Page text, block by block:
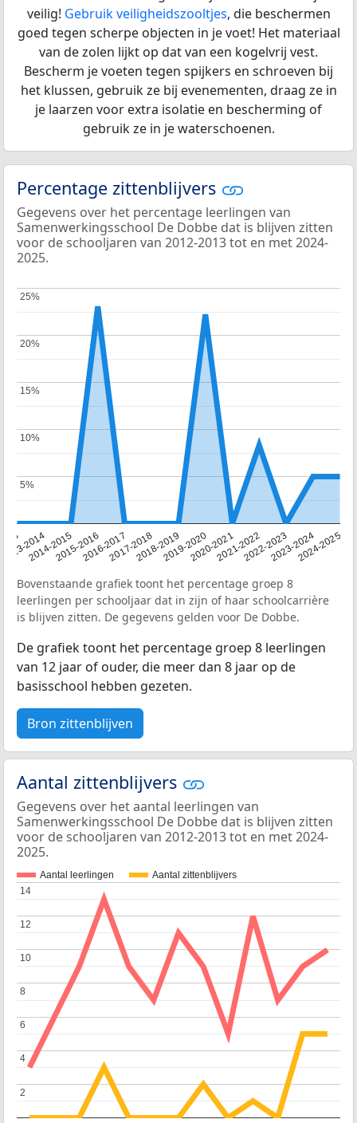
veilig! Gebruik veiligheidszooltjes, die beschermen
goed tegen scherpe objecten in je voet! Het materiaal
van de zolen lijkt op dat van een kogelvrij vest.
Bescherm je voeten tegen spijkers en schroeven bij
het klussen, gebruik ze bij evenementen, draag ze in
je laarzen voor extra isolatie en bescherming of
gebruik ze in je waterschoenen.
Percentage zittenblijvers
Gegevens over het percentage leerlingen van
Samenwerkingsschool De Dobbe dat is blijven zitten
voor de schooljaren van 2012-2013 tot en met 2024-
2025.
2013-20142014-20152015-20162016-20172017-20182018-20192019-20202020-20212021-20222022-20232023-20242024-2025
5%
5%
10%
10%
15%
15%
20%
20%
25%
25%
Bovenstaande grafiek toont het percentage groep 8
leerlingen per schooljaar dat in zijn of haar schoolcarrière
is blijven zitten. De gegevens gelden voor De Dobbe.
De grafiek toont het percentage groep 8 leerlingen
van 12 jaar of ouder, die meer dan 8 jaar op de
basisschool hebben gezeten.
Bron zittenblijven
Aantal zittenblijvers
Gegevens over het aantal leerlingen van
Samenwerkingsschool De Dobbe dat is blijven zitten
voor de schooljaren van 2012-2013 tot en met 2024-
2025.
Aantal leerlingen Aantal zittenblijvers
2
2
4
4
6
6
8
8
10
10
12
12
14
14